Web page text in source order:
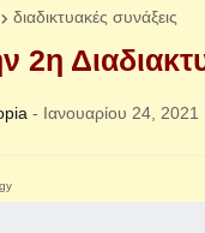
διαδικτυακές συνάξεις
2η
- Ιανουαρίου 24, 2021